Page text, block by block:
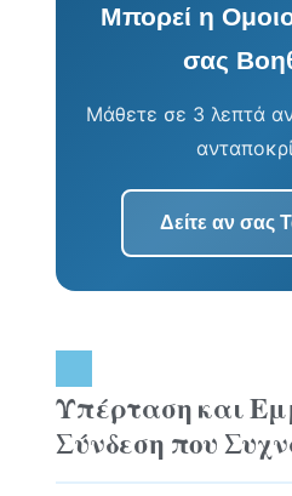
Μπορεί η
σας
Μάθετε σε 3 λεπτά
Δείτε αν σας
Υπέρταση και
Σύνδεση που